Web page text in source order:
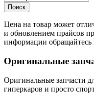
Цена на товар может
и обновлением прайсов
информации обращайтесь
Оригинальные
Оригинальные запчасти
гиперкаров и просто